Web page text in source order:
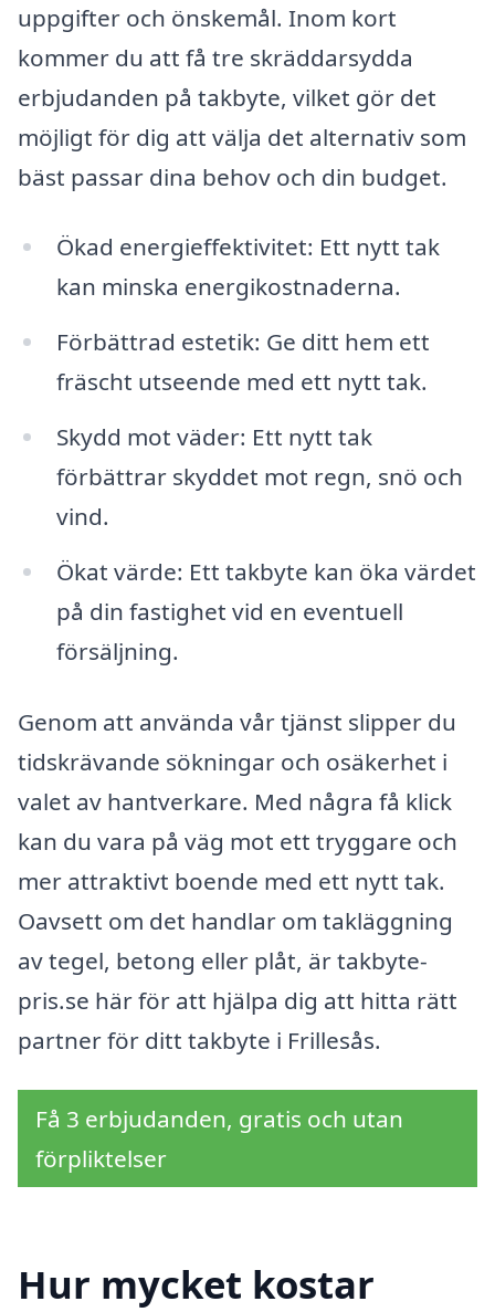
uppgifter och önskemål. Inom kort
kommer du att få tre skräddarsydda
erbjudanden på takbyte, vilket gör det
möjligt för dig att välja det alternativ som
bäst passar dina behov och din budget.
Ökad energieffektivitet: Ett nytt tak
kan minska energikostnaderna.
Förbättrad estetik: Ge ditt hem ett
fräscht utseende med ett nytt tak.
Skydd mot väder: Ett nytt tak
förbättrar skyddet mot regn, snö och
vind.
Ökat värde: Ett takbyte kan öka värdet
på din fastighet vid en eventuell
försäljning.
Genom att använda vår tjänst slipper du
tidskrävande sökningar och osäkerhet i
valet av hantverkare. Med några få klick
kan du vara på väg mot ett tryggare och
mer attraktivt boende med ett nytt tak.
Oavsett om det handlar om takläggning
av tegel, betong eller plåt, är takbyte-
pris.se här för att hjälpa dig att hitta rätt
partner för ditt takbyte i Frillesås.
Få 3 erbjudanden, gratis och utan
förpliktelser
Hur mycket kostar